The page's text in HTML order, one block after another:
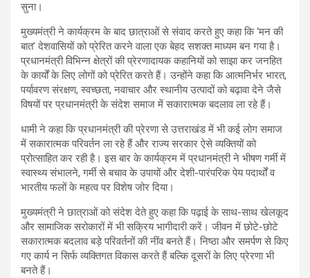
सुना।
मुख्यमंत्री ने कार्यक्रम के बाद छात्राओं से संवाद करते हुए कहा कि ‘मन की
बात’ देशवासियों को प्रेरित करने वाला एक बेहद सशक्त माध्यम बन गया है।
प्रधानमंत्री विभिन्न क्षेत्रों की प्रेरणादायक कहानियों को साझा कर जनहित
के कार्यों के लिए लोगों को प्रेरित करते हैं। उन्होंने कहा कि आत्मनिर्भर भारत,
पर्यावरण संरक्षण, स्वच्छता, नवाचार और स्थानीय उत्पादों को बढ़ावा देने जैसे
विषयों पर प्रधानमंत्री के संदेश समाज में सकारात्मक बदलाव ला रहे हैं।
धामी ने कहा कि प्रधानमंत्री की प्रेरणा से उत्तराखंड में भी कई लोग समाज
में सकारात्मक परिवर्तन ला रहे हैं और राज्य सरकार ऐसे व्यक्तियों को
प्रोत्साहित कर रही है। इस बार के कार्यक्रम में प्रधानमंत्री ने भीषण गर्मी में
स्वास्थ्य संभालने, गर्मी से बचाव के उपायों और देशी-पारंपरिक पेय पदार्थों व
भारतीय फलों के महत्व पर विशेष जोर दिया।
मुख्यमंत्री ने छात्राओं को संदेश देते हुए कहा कि पढ़ाई के साथ-साथ खेलकूद
और सामाजिक सरोकारों में भी सक्रिय भागीदारी करें। जीवन में छोटे-छोटे
सकारात्मक बदलाव बड़े परिवर्तनों की नींव बनते हैं। निष्ठा और समर्पण से किए
गए कार्य न सिर्फ व्यक्तिगत विकास करते हैं बल्कि दूसरों के लिए प्रेरणा भी
बनते हैं।